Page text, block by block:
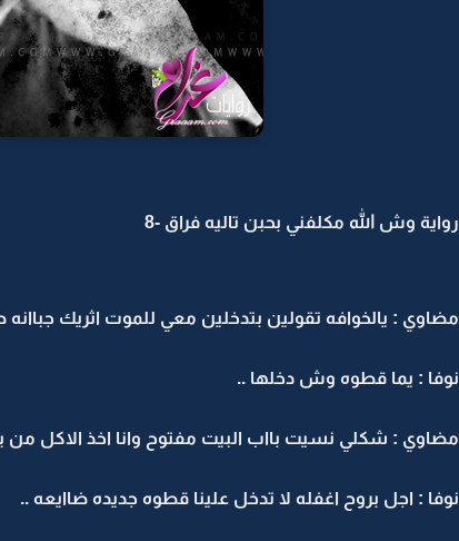
رواية وش الله مكلفني بحبن تاليه فراق -8
مضاوي : يالخوافه تقولين بتدخلين معي للموت اثريك
نوفا : يما قطوه وش دخلها ..
مضاوي : شكلي نسيت بااب البيت مفتوح وانا اخذ الاكل
نوفا : اجل بروح اغفله لا تدخل علينا قطوه جديده ضاايعه ..